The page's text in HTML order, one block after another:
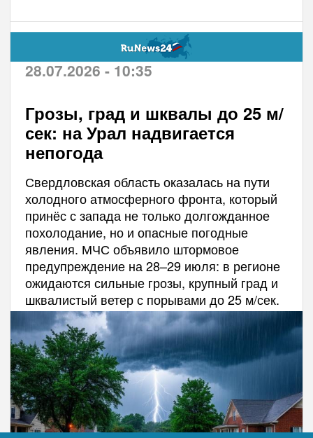
28.07.2026 - 10:35
Грозы, град и шквалы до 25 м/
сек: на Урал надвигается
непогода
Свердловская область оказалась на пути
холодного атмосферного фронта, который
принёс с запада не только долгожданное
похолодание, но и опасные погодные
явления. МЧС объявило штормовое
предупреждение на 28–29 июля: в регионе
ожидаются сильные грозы, крупный град и
шквалистый ветер с порывами до 25 м/сек.